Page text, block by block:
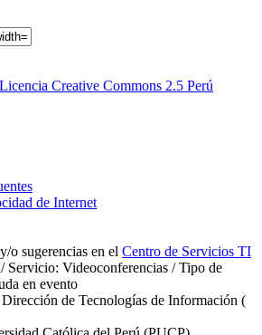
de la Sociedad Andina de Economía
de la Sociedad Andina de Economía
13)
de la Sociedad Andina de Economía
15)
de la Sociedad Andina de Economía
Licencia Creative Commons 2.5 Perú
de Internet
o sugerencias en el Centro de Servicios TI
Servicio: Videoconferencias / Tipo de
en evento
de Tecnologías de Información (